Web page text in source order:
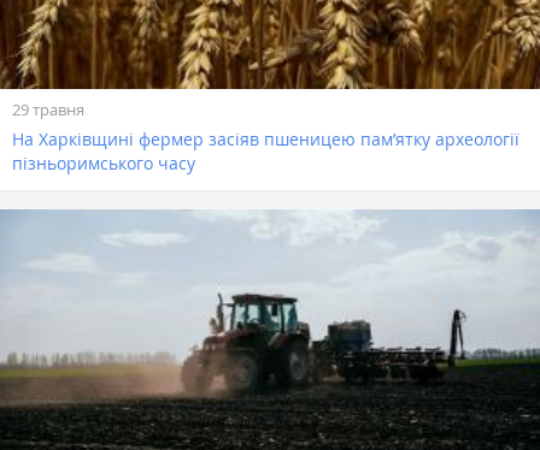
29 травня
На Харківщині фермер засіяв пшеницею пам’ятку археології
пізньоримського часу